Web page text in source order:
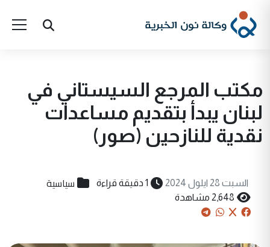
مكتب المرجع السيستاني في
لبنان يبدأ بتقديم مساعدات
نقدية للنازحين (صور)
السبت 28 ايلول 2024 1 دقيقة قراءة سياسية
2,648 مشاهدة